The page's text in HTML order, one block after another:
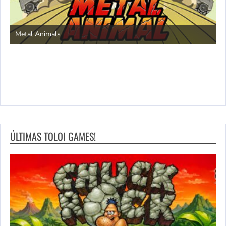
Metal Animals
ÚLTIMAS TOLOI GAMES!